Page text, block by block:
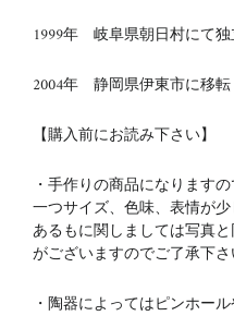
1999年 岐阜県朝日村にて
2004年 静岡県伊東市に移
【購入前にお読み下さい】
・手作りの商品になります
一つサイズ、色味、表情が
あるもに関しましては写真
がございますのでご了承下さ
・陶器によってはピンホー